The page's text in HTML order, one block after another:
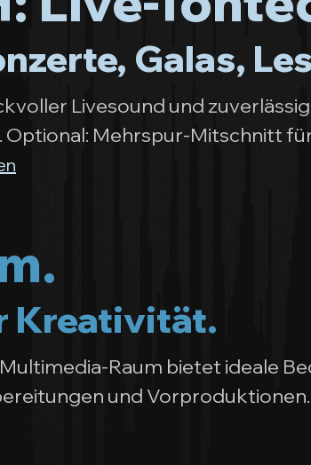
Galas,
Livesound und
Optional: Mehrspur-Mitschnitt
Kreativität.
Raum bietet ideale
und Vorproduktionen.